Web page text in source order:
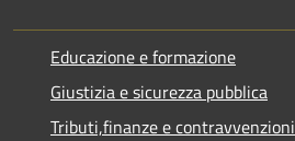
Educazione e formazione
Giustizia e sicurezza pubblica
Tributi,finanze e contravvenzioni